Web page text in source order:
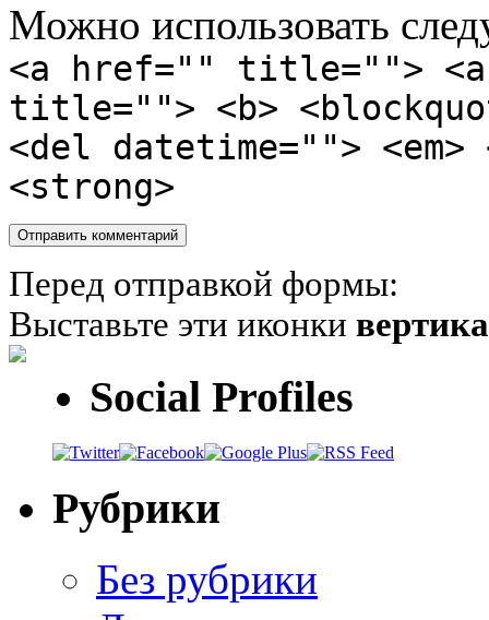
Можно использовать
<a href="" title="">
title=""> <b>
<del datetime="">
<strong>
Перед отправкой формы:
Выставьте эти иконки
Social Profiles
Рубрики
Без рубрики